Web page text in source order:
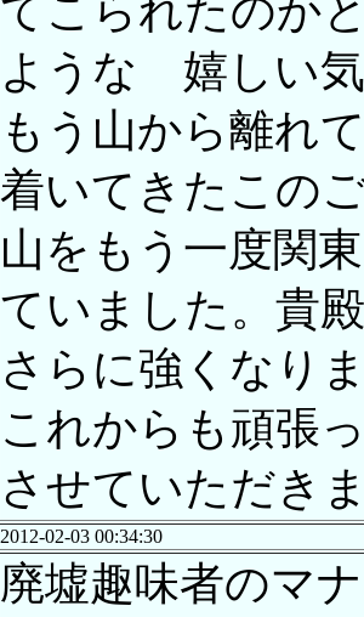
てこられたのか
ような 嬉しい
もう山から離れ
着いてきたこの
山をもう一度関
ていました。貴
さらに強くなり
これからも頑張
させていただき
2012-02-03 00:34:30
廃墟趣味者のマ